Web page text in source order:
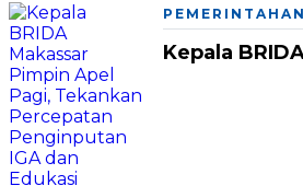
PEMERINTAHAN
Kepala